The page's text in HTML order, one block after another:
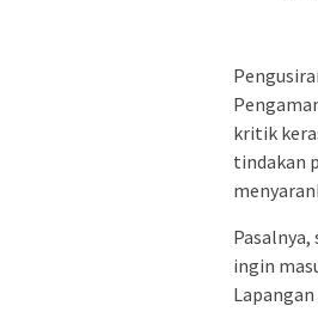
kritik
tindakan
ingin